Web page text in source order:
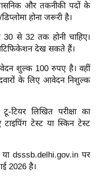
और तकनीकी पदों के
होना जरूरी है।
से 32 तक होनी चाहिए।
देख सकते हैं।
शुल्क 100 रुपए है। वहीं
के लिए आवेदन निशुल्क
टियर लिखित परीक्षा का
टेस्ट या स्किन टेस्ट
dsssb.delhi.gov.in पर
2026 है।